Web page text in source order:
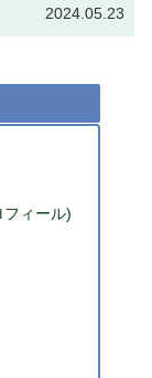
2024.05.23
ィール)